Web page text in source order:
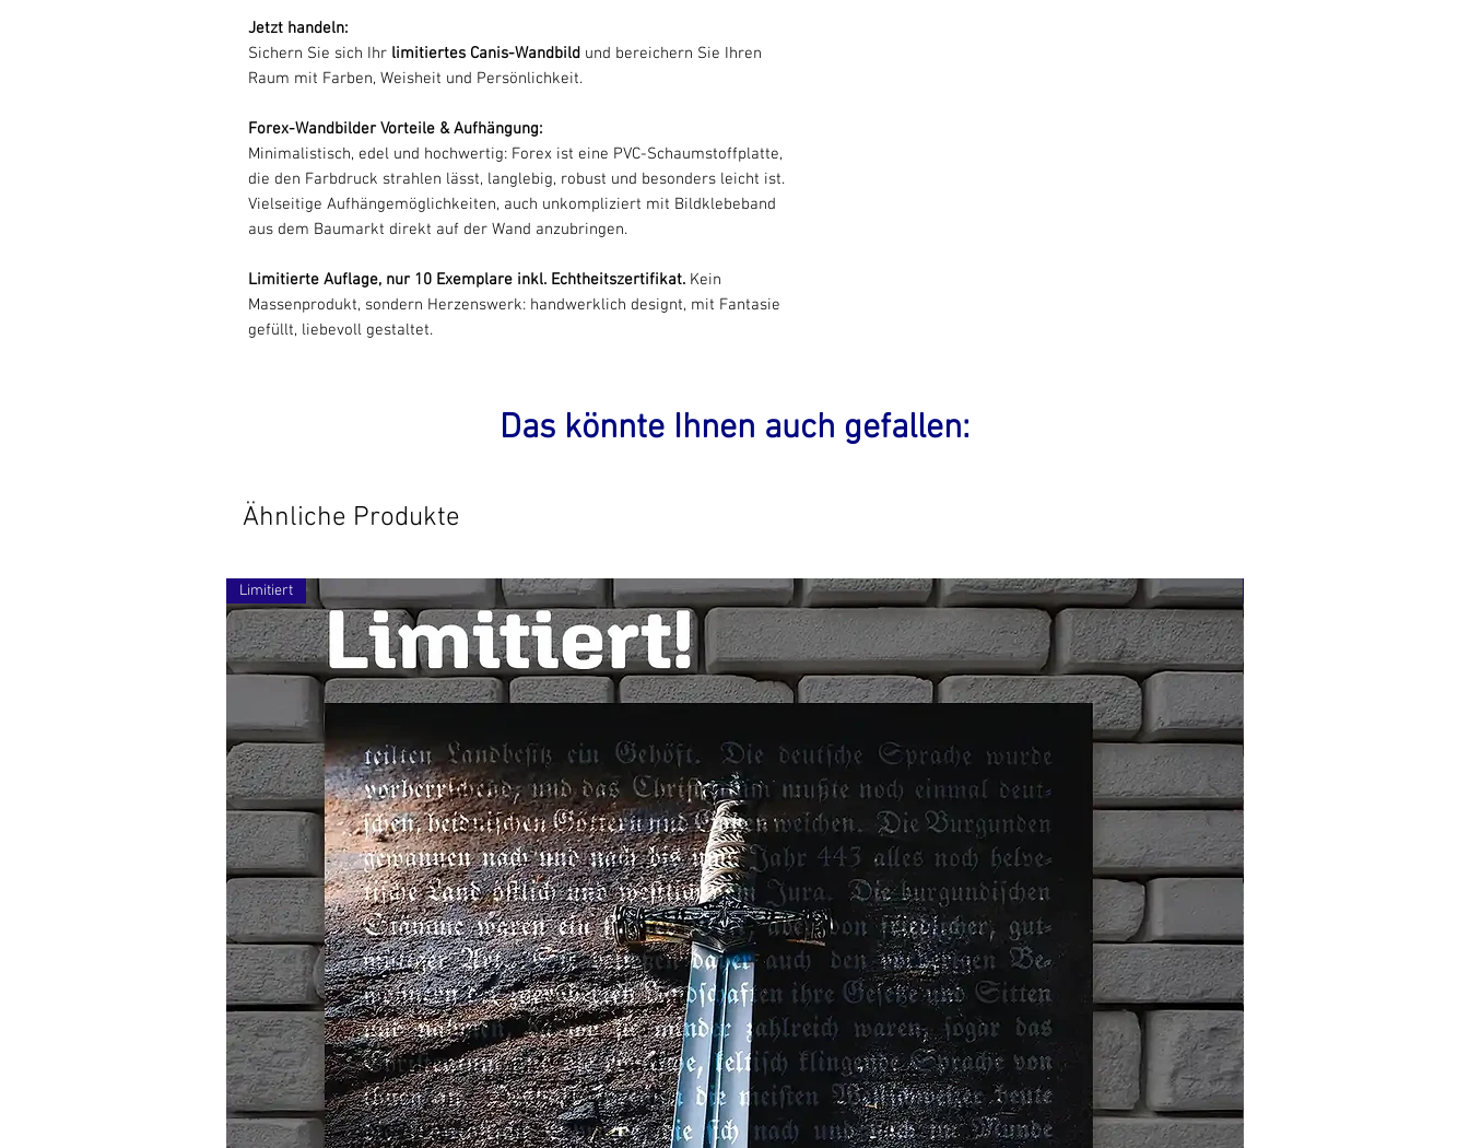
Jetzt handeln:
Sichern Sie sich Ihr limitiertes Canis-Wandbild und bereichern Sie Ihren
Raum mit Farben, Weisheit und Persönlichkeit.
Forex-Wandbilder Vorteile & Aufhängung:
Minimalistisch, edel und hochwertig: Forex ist eine PVC-Schaumstoffplatte,
die den Farbdruck strahlen lässt, langlebig, robust und besonders leicht ist.
Vielseitige Aufhängemöglichkeiten, auch unkompliziert mit Bildklebeband
aus dem Baumarkt direkt auf der Wand anzubringen.
Limitierte Auflage, nur 10 Exemplare inkl. Echtheitszertifikat. Kein
Massenprodukt, sondern Herzenswerk: handwerklich designt, mit Fantasie
gefüllt, liebevoll gestaltet.
Das könnte Ihnen auch gefallen:
Ähnliche Produkte
Limitiert